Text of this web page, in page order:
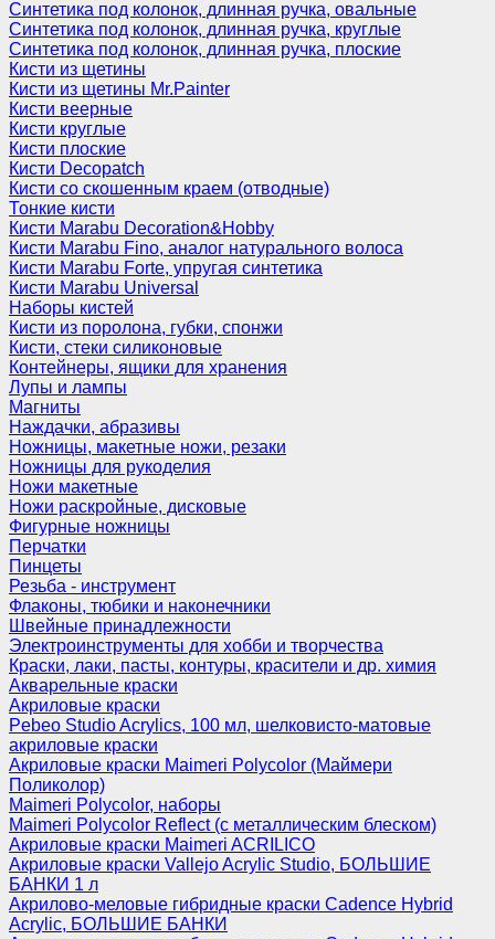
Синтетика под колонок, длинная ручка, овальные
Синтетика под колонок, длинная ручка, круглые
Синтетика под колонок, длинная ручка, плоские
Кисти из щетины
Кисти из щетины Mr.Painter
Кисти веерные
Кисти круглые
Кисти плоские
Кисти Decopatch
Кисти со скошенным краем (отводные)
Тонкие кисти
Кисти Marabu Decoration&Hobby
Кисти Marabu Fino, аналог натурального волоса
Кисти Marabu Forte, упругая синтетика
Кисти Marabu Universal
Наборы кистей
Кисти из поролона, губки, спонжи
Кисти, стеки силиконовые
Контейнеры, ящики для хранения
Лупы и лампы
Магниты
Наждачки, абразивы
Ножницы, макетные ножи, резаки
Ножницы для рукоделия
Ножи макетные
Ножи раскройные, дисковые
Фигурные ножницы
Перчатки
Пинцеты
Резьба - инструмент
Флаконы, тюбики и наконечники
Швейные принадлежности
Электроинструменты для хобби и творчества
Краски, лаки, пасты, контуры, красители и др. химия
Акварельные краски
Акриловые краски
Pebeo Studio Acrylics, 100 мл, шелковисто-матовые
акриловые краски
Акриловые краски Maimeri Polycolor (Маймери
Поликолор)
Maimeri Polycolor, наборы
Maimeri Polycolor Reflect (с металлическим блеском)
Акриловые краски Maimeri ACRILICO
Акриловые краски Vallejo Acrylic Studio, БОЛЬШИЕ
БАНКИ 1 л
Акрилово-меловые гибридные краски Cadence Hybrid
Acrylic, БОЛЬШИЕ БАНКИ